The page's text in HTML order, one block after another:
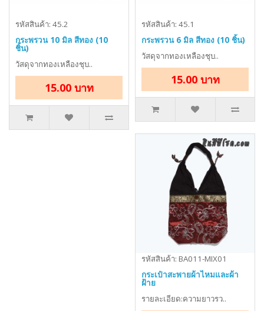
รหัสสินค้า: 45.2
กระพรวน 10 มิล สีทอง (10
ชิ้น)
วัสดุจากทองเหลืองชุบ..
15.00 บาท
รหัสสินค้า: 45.1
กระพรวน 6 มิล สีทอง (10 ชิ้น)
วัสดุจากทองเหลืองชุบ..
15.00 บาท
รหัสสินค้า: BA011-MIX01
กระเป๋าสะพายผ้าไหมและผ้า
ฝ้าย
รายละเอียด:ความยาวรว..